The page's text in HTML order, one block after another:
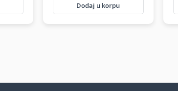
Dodaj u korpu